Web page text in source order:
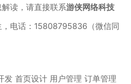
读，请直接联系游侠网络科技
，电话：15808795836（微信同
发 首页设计 用户管理 订单管理